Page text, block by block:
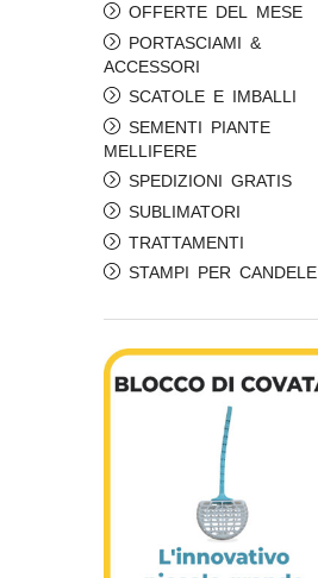
OFFERTE DEL MESE
PORTASCIAMI &
ACCESSORI
SCATOLE E IMBALLI
SEMENTI PIANTE
MELLIFERE
SPEDIZIONI GRATIS
SUBLIMATORI
TRATTAMENTI
STAMPI PER CANDELE